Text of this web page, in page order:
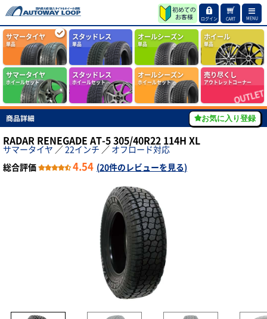
ログイン CART MENU
サマータイヤ
単品
スタッドレス
単品
オールシーズン
単品
ホイール
単品
サマータイヤ
ホイールセット
スタッドレス
ホイールセット
オールシーズン
ホイールセット
売り尽くし
アウトレットコーナー
商品詳細 お気に入り登録
RADAR RENEGADE AT-5 305/40R22 114H XL
サマータイヤ ／22インチ ／ オフロード対応
総合評価
4.54 (20件のレビューを見る)